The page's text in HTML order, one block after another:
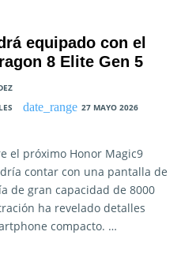
equipado con el
8 Elite Gen 5
27 MAYO 2026
el próximo Honor Magic9
contar con una pantalla de
de gran capacidad de 8000
ha revelado detalles
compacto. …